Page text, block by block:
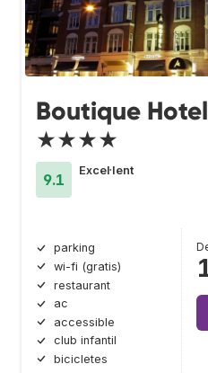
Boutique
★★★★
9.1
Excel·lent
parking
wi-fi (gratis)
restaurant
ac
accessible
club infantil
bicicletes